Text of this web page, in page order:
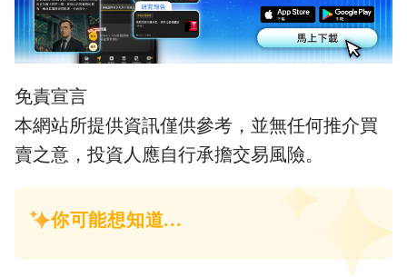
免責宣言
本網站所提供資訊僅供參考，並無任何推介買
賣之意，投資人應自行承擔交易風險。